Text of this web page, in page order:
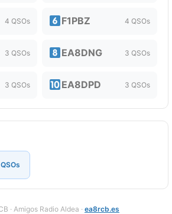
4 QSOs F1PBZ 4 QSOs
3 QSOs EA8DNG 3 QSOs
3 QSOs EA8DPD 3 QSOs
· Amigos Radio Aldea · ea8rcb.es